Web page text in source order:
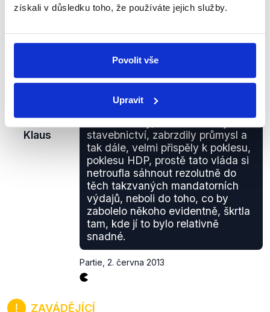
získali v důsledku toho, že používáte jejich služby.
Povolit vše
Upravit
například prezidentův poradce JiříPayne.
Václav
Klaus
snadnější, to znamená, škrtly se
vládní investice nejrůznějšího
infrastruktury, které zabrzdily
stavebnictví, zabrzdily průmysl a
tak dále, velmi přispěly k poklesu,
poklesu HDP, prostě tato vláda si
netroufla sáhnout rezolutně do
těch takzvaných mandatorních
výdajů, neboli do toho, co by
zabolelo někoho evidentně, škrtla
tam, kde jí to bylo relativně
snadné.
Partie 2. června 2013
ZAVÁDĚJÍCÍ